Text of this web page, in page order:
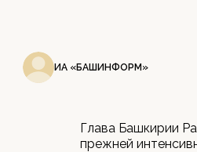
ИА «БАШИНФОРМ»
Глава Башкирии
прежней